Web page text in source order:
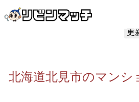
更
北海道北見市のマンシ